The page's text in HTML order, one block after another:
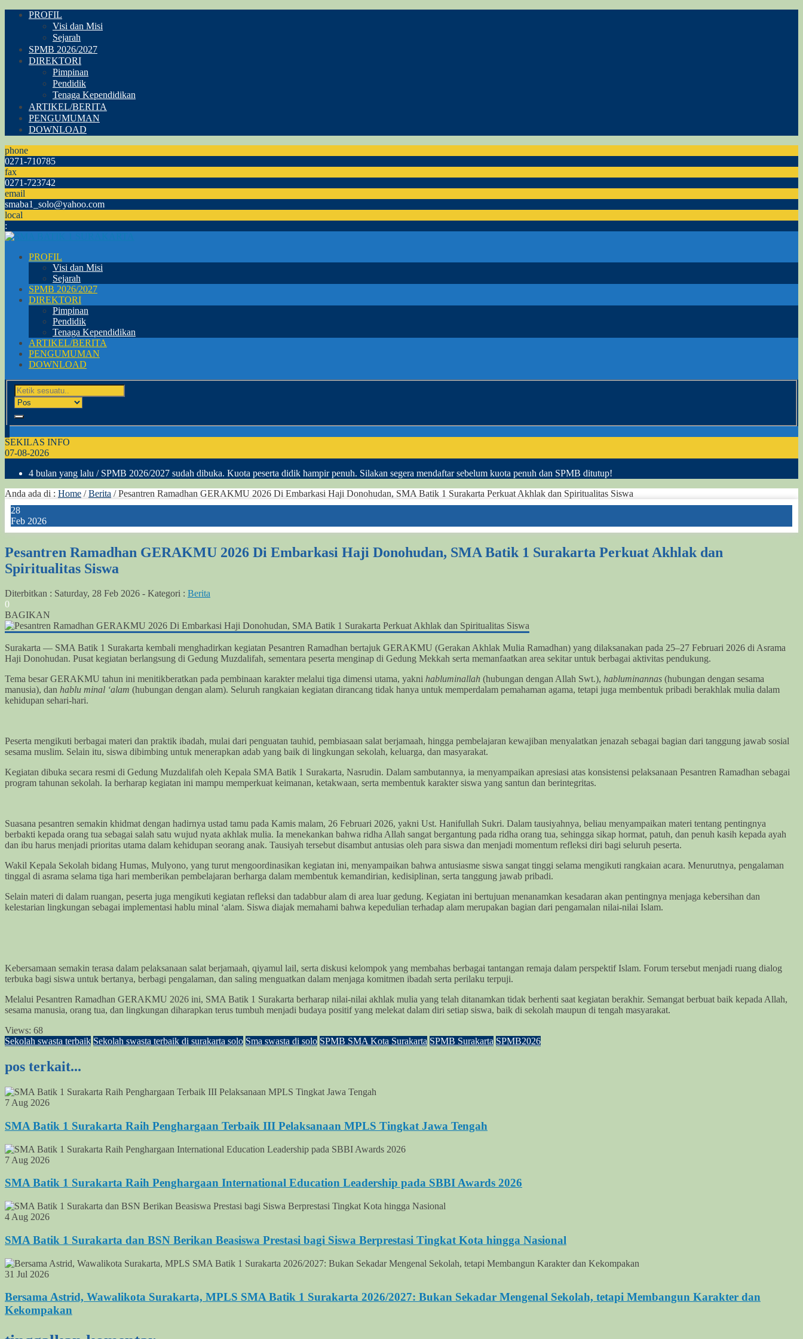
PROFIL
Visi dan Misi
Sejarah
SPMB 2026/2027
DIREKTORI
Pimpinan
Pendidik
Tenaga Kependidikan
ARTIKEL/BERITA
PENGUMUMAN
DOWNLOAD
phone
0271-710785
fax
0271-723742
email
smaba1_solo@yahoo.com
local
:
PROFIL
Visi dan Misi
Sejarah
SPMB 2026/2027
DIREKTORI
Pimpinan
Pendidik
Tenaga Kependidikan
ARTIKEL/BERITA
PENGUMUMAN
DOWNLOAD
SEKILAS INFO
07-08-2026
4 bulan yang lalu / SPMB 2026/2027 sudah dibuka. Kuota peserta didik hampir penuh. Silakan segera mendaftar sebelum kuota penuh dan SPMB ditutup!
Anda ada di : Home /Berita /Pesantren Ramadhan GERAKMU 2026 Di Embarkasi Haji Donohudan, SMA Batik 1 Surakarta Perkuat Akhlak dan Spiritualitas Siswa
28
Feb 2026
Pesantren Ramadhan GERAKMU 2026 Di Embarkasi Haji Donohudan, SMA Batik 1 Surakarta Perkuat Akhlak dan
Spiritualitas Siswa
Diterbitkan : Saturday, 28 Feb 2026 - Kategori : Berita
0
BAGIKAN
Surakarta — SMA Batik 1 Surakarta kembali menghadirkan kegiatan Pesantren Ramadhan bertajuk GERAKMU (Gerakan Akhlak Mulia Ramadhan) yang dilaksanakan pada 25–27 Februari 2026 di Asrama
Haji Donohudan. Pusat kegiatan berlangsung di Gedung Muzdalifah, sementara peserta menginap di Gedung Mekkah serta memanfaatkan area sekitar untuk berbagai aktivitas pendukung.
Tema besar GERAKMU tahun ini menitikberatkan pada pembinaan karakter melalui tiga dimensi utama, yakni habluminallah (hubungan dengan Allah Swt.), habluminannas (hubungan dengan sesama
manusia), dan hablu minal ‘alam (hubungan dengan alam). Seluruh rangkaian kegiatan dirancang tidak hanya untuk memperdalam pemahaman agama, tetapi juga membentuk pribadi berakhlak mulia dalam
kehidupan sehari-hari.
Peserta mengikuti berbagai materi dan praktik ibadah, mulai dari penguatan tauhid, pembiasaan salat berjamaah, hingga pembelajaran kewajiban menyalatkan jenazah sebagai bagian dari tanggung jawab sosial
sesama muslim. Selain itu, siswa dibimbing untuk menerapkan adab yang baik di lingkungan sekolah, keluarga, dan masyarakat.
Kegiatan dibuka secara resmi di Gedung Muzdalifah oleh Kepala SMA Batik 1 Surakarta, Nasrudin. Dalam sambutannya, ia menyampaikan apresiasi atas konsistensi pelaksanaan Pesantren Ramadhan sebagai
program tahunan sekolah. Ia berharap kegiatan ini mampu memperkuat keimanan, ketakwaan, serta membentuk karakter siswa yang santun dan berintegritas.
Suasana pesantren semakin khidmat dengan hadirnya ustad tamu pada Kamis malam, 26 Februari 2026, yakni Ust. Hanifullah Sukri. Dalam tausiyahnya, beliau menyampaikan materi tentang pentingnya
berbakti kepada orang tua sebagai salah satu wujud nyata akhlak mulia. Ia menekankan bahwa ridha Allah sangat bergantung pada ridha orang tua, sehingga sikap hormat, patuh, dan penuh kasih kepada ayah
dan ibu harus menjadi prioritas utama dalam kehidupan seorang anak. Tausiyah tersebut disambut antusias oleh para siswa dan menjadi momentum refleksi diri bagi seluruh peserta.
Wakil Kepala Sekolah bidang Humas, Mulyono, yang turut mengoordinasikan kegiatan ini, menyampaikan bahwa antusiasme siswa sangat tinggi selama mengikuti rangkaian acara. Menurutnya, pengalaman
tinggal di asrama selama tiga hari memberikan pembelajaran berharga dalam membentuk kemandirian, kedisiplinan, serta tanggung jawab pribadi.
Selain materi di dalam ruangan, peserta juga mengikuti kegiatan refleksi dan tadabbur alam di area luar gedung. Kegiatan ini bertujuan menanamkan kesadaran akan pentingnya menjaga kebersihan dan
kelestarian lingkungan sebagai implementasi hablu minal ‘alam. Siswa diajak memahami bahwa kepedulian terhadap alam merupakan bagian dari pengamalan nilai-nilai Islam.
Kebersamaan semakin terasa dalam pelaksanaan salat berjamaah, qiyamul lail, serta diskusi kelompok yang membahas berbagai tantangan remaja dalam perspektif Islam. Forum tersebut menjadi ruang dialog
terbuka bagi siswa untuk bertanya, berbagi pengalaman, dan saling menguatkan dalam menjaga komitmen ibadah serta perilaku terpuji.
Melalui Pesantren Ramadhan GERAKMU 2026 ini, SMA Batik 1 Surakarta berharap nilai-nilai akhlak mulia yang telah ditanamkan tidak berhenti saat kegiatan berakhir. Semangat berbuat baik kepada Allah,
sesama manusia, orang tua, dan lingkungan diharapkan terus tumbuh menjadi budaya positif yang melekat dalam diri setiap siswa, baik di sekolah maupun di tengah masyarakat.
Views: 68
Sekolah swasta terbaik Sekolah swasta terbaik di surakarta solo Sma swasta di solo SPMB SMA Kota Surakarta SPMB Surakarta SPMB2026
pos terkait...
7 Aug 2026
SMA Batik 1 Surakarta Raih Penghargaan Terbaik III Pelaksanaan MPLS Tingkat Jawa Tengah
7 Aug 2026
SMA Batik 1 Surakarta Raih Penghargaan International Education Leadership pada SBBI Awards 2026
4 Aug 2026
SMA Batik 1 Surakarta dan BSN Berikan Beasiswa Prestasi bagi Siswa Berprestasi Tingkat Kota hingga Nasional
31 Jul 2026
Bersama Astrid, Wawalikota Surakarta, MPLS SMA Batik 1 Surakarta 2026/2027: Bukan Sekadar Mengenal Sekolah, tetapi Membangun Karakter dan
Kekompakan